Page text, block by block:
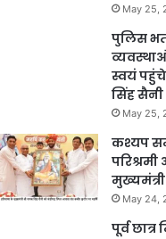
May 25,
पुलिस
स्वयं
सिंह सैनी
May 25,
कश्यप
परिश्रमी
May 24,
पूर्व